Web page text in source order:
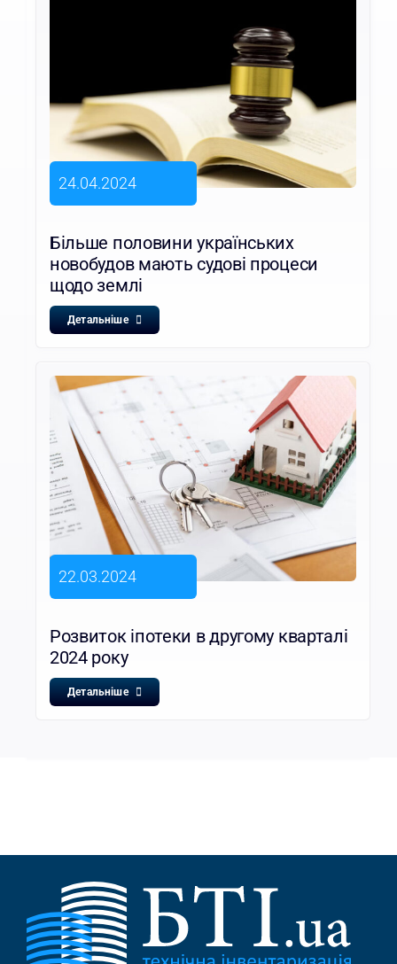
24.04.2024
Більше половини українських
новобудов мають судові процеси
щодо землі
Детальніше
22.03.2024
Розвиток іпотеки в другому кварталі
2024 року
Детальніше